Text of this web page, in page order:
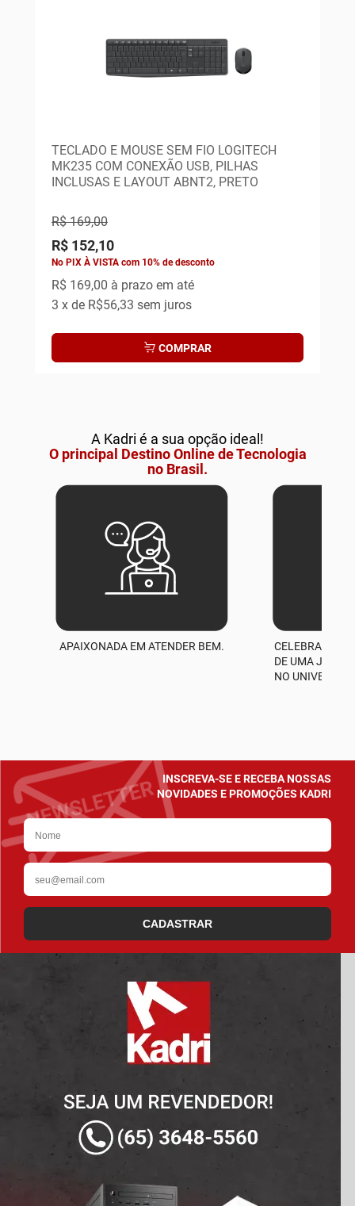
TECLADO E MOUSE SEM FIO LOGITECH
MK235 COM CONEXÃO USB, PILHAS
INCLUSAS E LAYOUT ABNT2, PRETO
R$ 169,00
R$ 152,10
No PIX À VISTA com 10% de desconto
R$ 169,00 à prazo em até
3 x de R$56,33 sem juros
COMPRAR
A Kadri é a sua opção ideal!
O principal Destino Online de Tecnologia
no Brasil.
APAIXONADA EM ATENDER BEM.
CELEBRAMOS
DE UMA
NO UNIVERSO
INSCREVA-SE E RECEBA NOSSAS
NOVIDADES E PROMOÇÕES KADRI
CADASTRAR